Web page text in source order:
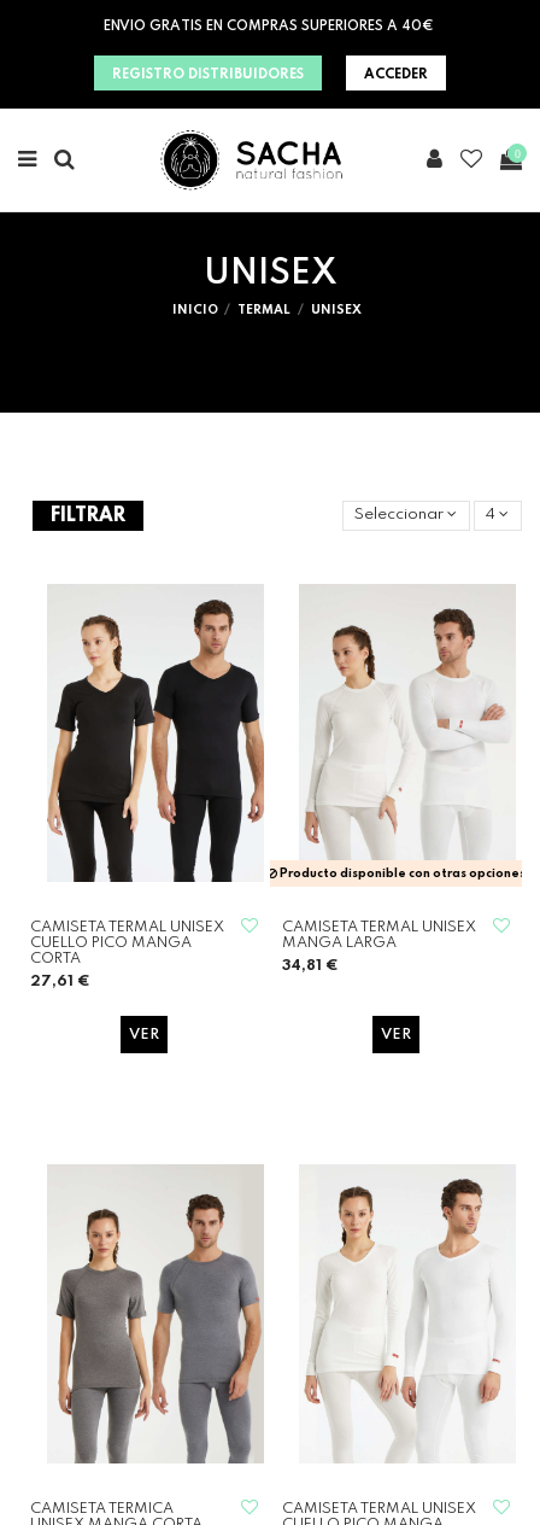
ENVIO GRATIS EN COMPRAS SUPERIORES A 40€
REGISTRO DISTRIBUIDORES ACCEDER
0
UNISEX
INICIO TERMAL UNISEX
FILTRAR Seleccionar 4
CAMISETA TERMAL UNISEX
CUELLO PICO MANGA
CORTA
27,61 €
VER
Producto disponible con otras opciones
CAMISETA TERMAL UNISEX
MANGA LARGA
34,81 €
VER
CAMISETA TERMICA
CAMISETA TERMAL UNISEX